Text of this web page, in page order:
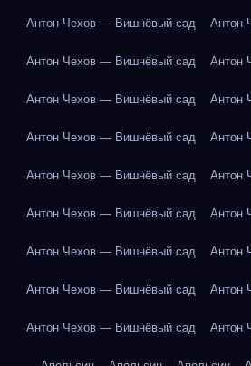
Антон Чехов — Вишнёвый сад Антон
Антон Чехов — Вишнёвый сад Антон
Антон Чехов — Вишнёвый сад Антон
Антон Чехов — Вишнёвый сад Антон
Антон Чехов — Вишнёвый сад Антон
Антон Чехов — Вишнёвый сад Антон
Антон Чехов — Вишнёвый сад Антон
Антон Чехов — Вишнёвый сад Антон
Антон Чехов — Вишнёвый сад Антон